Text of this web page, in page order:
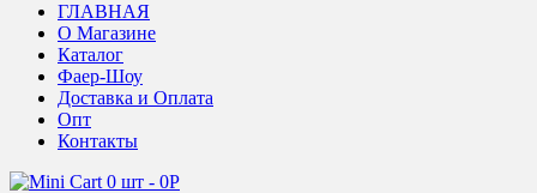
ГЛАВНАЯ
О Магазине
Каталог
Фаер-Шоу
Доставка и Оплата
Опт
Контакты
0 шт - 0Р